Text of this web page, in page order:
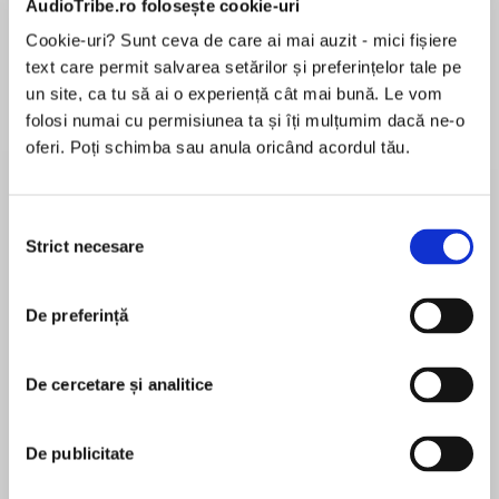
AudioTribe.ro folosește cookie-uri
Cookie-uri? Sunt ceva de care ai mai auzit - mici fișiere
text care permit salvarea setărilor și preferințelor tale pe
un site, ca tu să ai o experiență cât mai bună. Le vom
folosi numai cu permisiunea ta și îți mulțumim dacă ne-o
oferi. Poți schimba sau anula oricând acordul tău.
consimțământului
Strict necesare
De preferință
De cercetare și analitice
De publicitate
Desprecarte
Welcome back to Virgin River with the books
that inspired the hit Netflix series…
Sacramento prosecutor Brie Sheridan after she
criminal. Though tough and courageous, she
has some fears she can't escape.
LAPD officer Mike Valenzuela was badly
wounded in the line of duty. When he agrees to
knowing it's time he settled down. Twice
pentru această carte
Robyn Carr is an award-winning, #1 New York